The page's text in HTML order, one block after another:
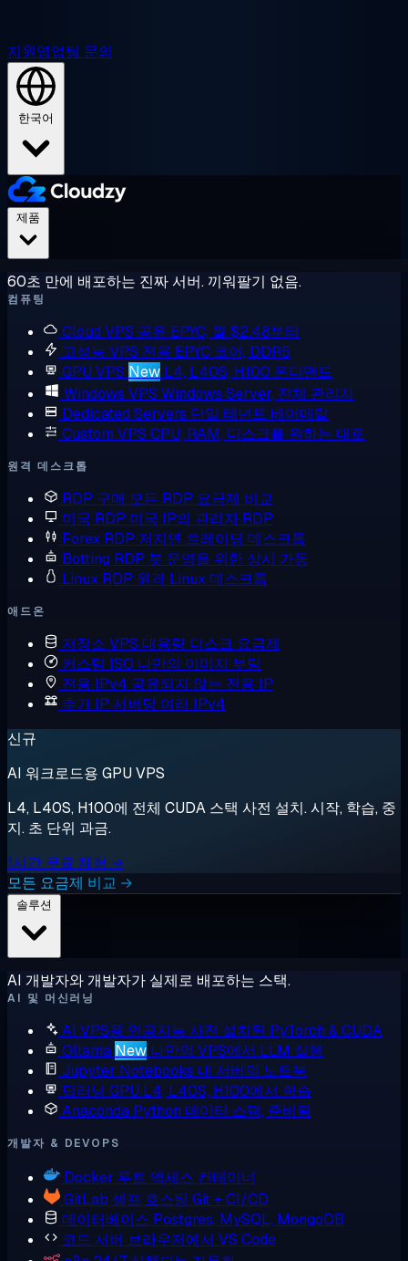
지원영업팀 문의
한국어
60초 만에 배포하는 진짜 서버. 끼워팔기 없음.
컴퓨팅
Cloud VPS 공유 EPYC, 월 $2.48부터
고성능 VPS 전용 EPYC 코어, DDR5
GPU VPS New L4, L40S, H100 온디맨드
Windows VPS Windows Server, 전체 관리자
Dedicated Servers 단일 테넌트 베어메탈
Custom VPS CPU, RAM, 디스크를 원하는 대로
원격 데스크톱
RDP 구매 모든 RDP 요금제 비교
미국 RDP 미국 IP의 관리자 RDP
Forex RDP 저지연 트레이딩 데스크톱
Botting RDP 봇 운영을 위한 상시 가동
Linux RDP 원격 Linux 데스크톱
애드온
저장소 VPS 대용량 디스크 요금제
커스텀 ISO 나만의 이미지 부팅
전용 IPv4 공유되지 않는 전용 IP
추가 IP 서버당 여러 IPv4
신규
AI 워크로드용 GPU VPS
L4, L40S, H100에 전체 CUDA 스택 사전 설치. 시작, 학습, 중
지. 초 단위 과금.
1시간 무료 체험 →
모든 요금제 비교 →
AI 개발자와 개발자가 실제로 배포하는 스택.
AI 및 머신러닝
AI VPS용 인공지능 사전 설치된 PyTorch & CUDA
Ollama New 나만의 VPS에서 LLM 실행
Jupyter Notebooks 내 서버의 노트북
딥러닝 GPU L4, L40S, H100에서 학습
Anaconda Python 데이터 스택, 준비됨
개발자 & DEVOPS
Docker 루트 액세스 컨테이너
GitLab 셀프 호스팅 Git + CI/CD
데이터베이스 Postgres, MySQL, MongoDB
코드 서버 브라우저에서 VS Code